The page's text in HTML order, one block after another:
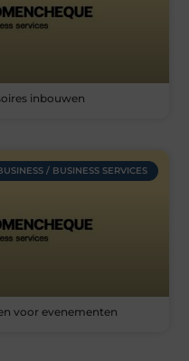
inbouwen
/ BUSINESS SERVICES
voor evenementen